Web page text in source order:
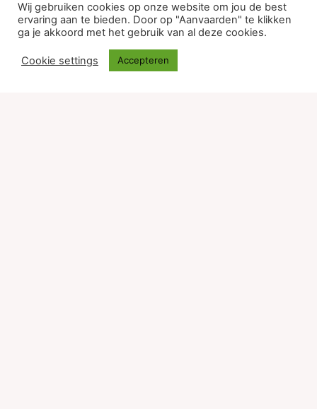
Wij gebruiken cookies op onze website om jou de best
ervaring aan te bieden. Door op "Aanvaarden" te klikken
ga je akkoord met het gebruik van al deze cookies.
Cookie settings Accepteren